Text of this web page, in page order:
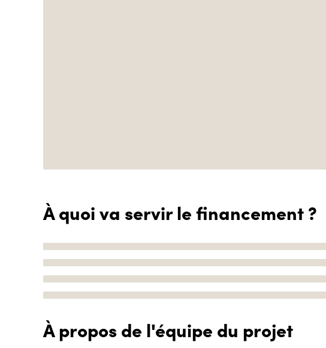
À quoi va servir le financement ?
À propos de l'équipe du projet